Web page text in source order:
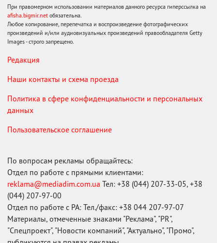
При правомерном использовании материалов данного ресурса гиперссылка на
afisha.bigmir.net обязательна.
Любое копирование, перепечатка и воспроизведение фотографических
произведений и/или аудиовизуальных произведений правообладателя Getty
Images - строго запрещено.
Редакция
Наши контакты и схема проезда
Политика в сфере конфиденциальности и персональных
данных
Пользовательское соглашение
По вопросам рекламы обращайтесь:
Отдел по работе с прямыми клиентами:
reklama@mediadim.com.ua Тел: +38 (044) 207-33-05, +38
(044) 207-97-00
Отдел по работе с РА: Тел./факс: +38 044 207-97-07
Материалы, отмеченные знаками "Реклама", "PR",
"Спецпроект", "Новости компаний", "Актуально", "Промо",